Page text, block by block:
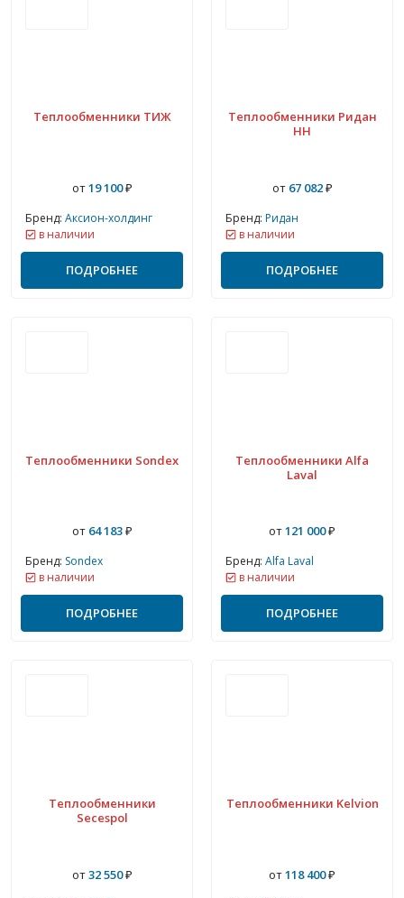
Теплообменники ТИЖ
от19 100₽
Бренд: Аксион-холдинг
в наличии
ПОДРОБНЕЕ
Теплообменники Ридан
НН
от67 082₽
Бренд: Ридан
в наличии
ПОДРОБНЕЕ
Теплообменники Sondex
от64 183₽
Бренд: Sondex
в наличии
ПОДРОБНЕЕ
Теплообменники Alfa
Laval
от121 000₽
Бренд: Alfa Laval
в наличии
ПОДРОБНЕЕ
Теплообменники
Secespol
от32 550₽
Теплообменники Kelvion
от118 400₽